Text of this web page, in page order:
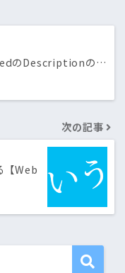
のDescriptionの…
次の記事
【Web